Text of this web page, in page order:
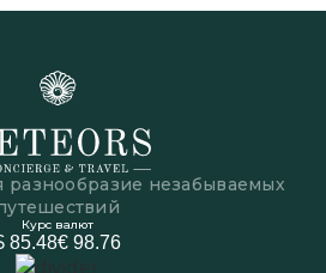
разнообразие незабываемых
Курс валют
85.48€ 98.76